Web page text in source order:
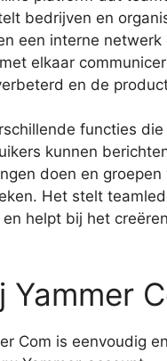
bedrijven en
een interne netwerk
elkaar
en de
functies
kunnen
doen en
Het stelt
helpt bij het
Yammer
Com is eenvoudig